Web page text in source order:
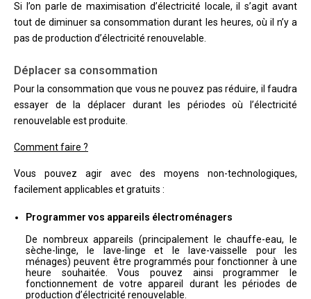
Si l’on parle de maximisation d’électricité locale, il s’agit avant
tout de diminuer sa consommation durant les heures, où il n’y a
pas de production d’électricité renouvelable.
Déplacer sa consommation
Pour la consommation que vous ne pouvez pas réduire, il faudra
essayer de la déplacer durant les périodes où l’électricité
renouvelable est produite.
Comment faire ?
Vous pouvez agir avec des moyens non-technologiques,
facilement applicables et gratuits :
Programmer vos appareils électroménagers
De nombreux appareils (principalement le chauffe-eau, le
sèche-linge, le lave-linge et le lave-vaisselle pour les
ménages) peuvent être programmés pour fonctionner à une
heure souhaitée. Vous pouvez ainsi programmer le
fonctionnement de votre appareil durant les périodes de
production d’électricité renouvelable.